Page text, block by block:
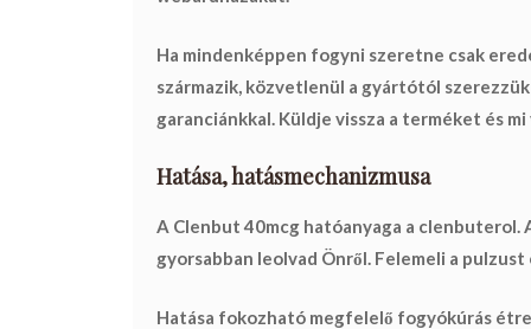
Ha mindenképpen fogyni szeretne csak
származik, közvetlenül a gyártótól
garanciánkkal. Küldje vissza a terméket és
Hatása, hatásmechanizmusa
A Clenbut 40mcg hatóanyaga a
gyorsabban leolvad Önről. Felemeli a
Hatása fokozható megfelelő fogyókúrás